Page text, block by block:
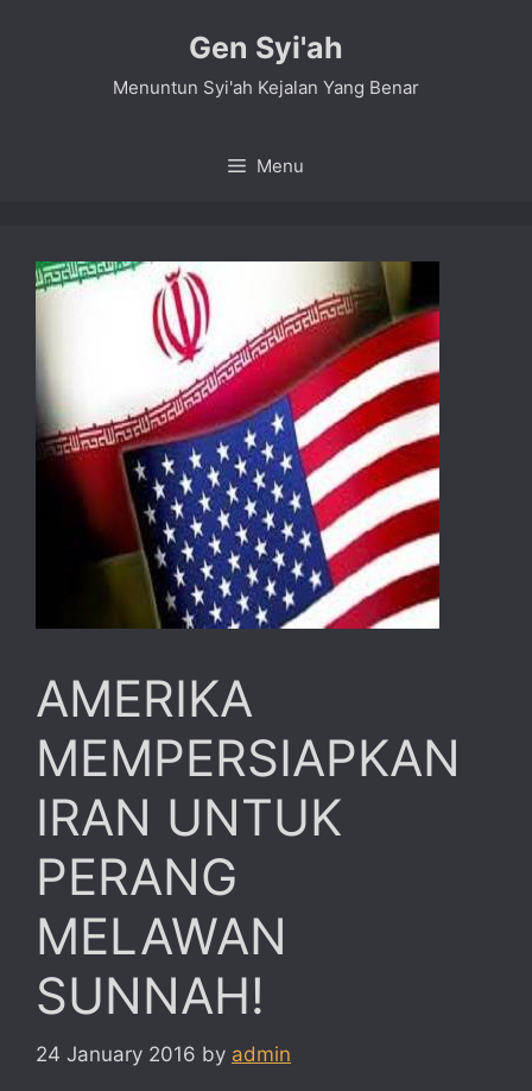
Gen Syi'ah
Menuntun Syi'ah Kejalan Yang Benar
Menu
AMERIKA
MEMPERSIAPKAN
IRAN UNTUK
PERANG
MELAWAN
SUNNAH!
24 January 2016 by admin